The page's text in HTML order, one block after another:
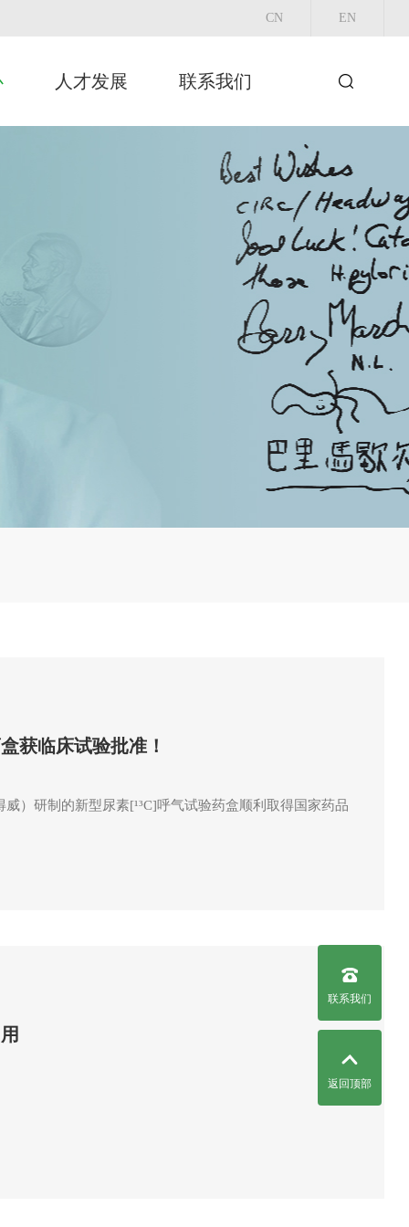
CN EN
人才发展 联系我们
获临床试验批准！
）研制的新型尿素[¹³C]呼气试验药盒顺利取得国家药品
联系我们
返回顶部